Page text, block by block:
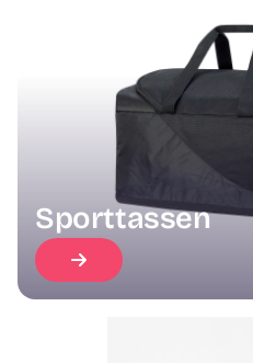
Sporttassen